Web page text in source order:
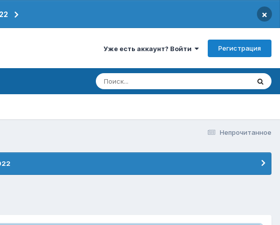
×
Уже есть аккаунт? Войти Регистрация
Непрочитанное